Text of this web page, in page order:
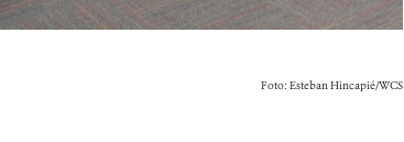
Foto: Esteban Hincapié/WCS